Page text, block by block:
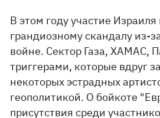
В этом году участие Израиля
грандиозному скандалу из-
войне. Сектор Газа, ХАМАС,
триггерами, которые вдруг
некоторых эстрадных
геополитикой. О бойкоте
присутствия среди